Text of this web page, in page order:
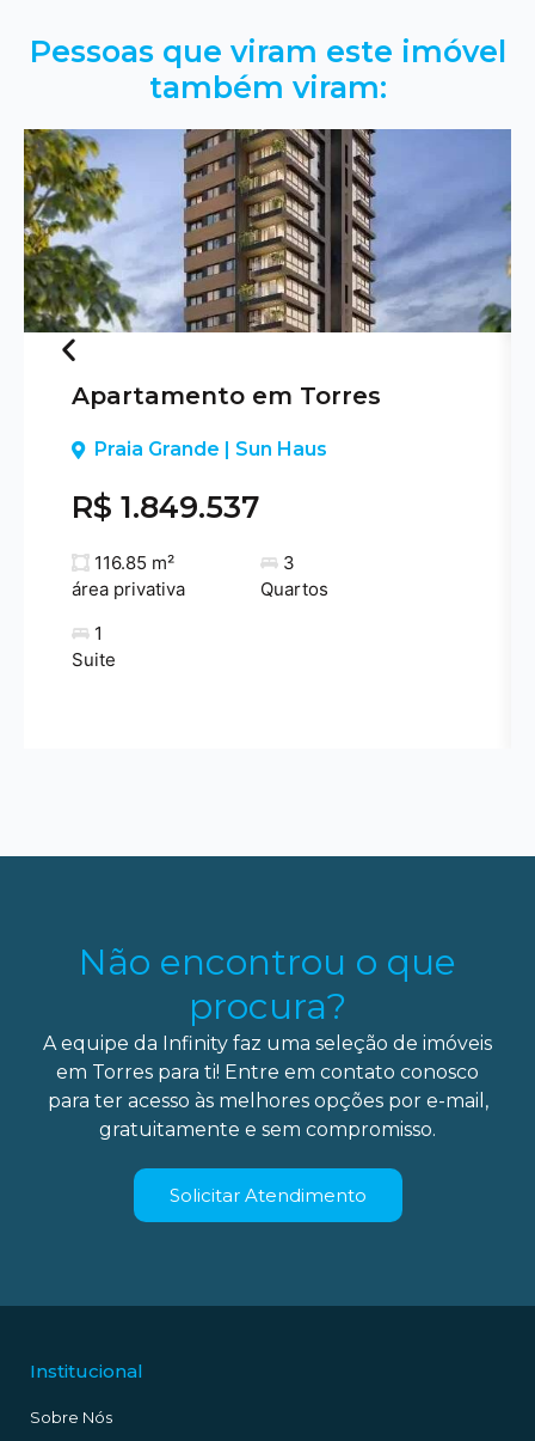
Pessoas que viram este imóvel
também viram:
Previous
Apartamento em Torres
Praia Grande | Sun Haus
R$ 1.849.537
116.85 m²
área privativa
3
Quartos
1
Suite
Não encontrou o que
procura?
A equipe da Infinity faz uma seleção de imóveis
em Torres para ti! Entre em contato conosco
para ter acesso às melhores opções por e-mail,
gratuitamente e sem compromisso.
Solicitar Atendimento
Institucional
Sobre Nós